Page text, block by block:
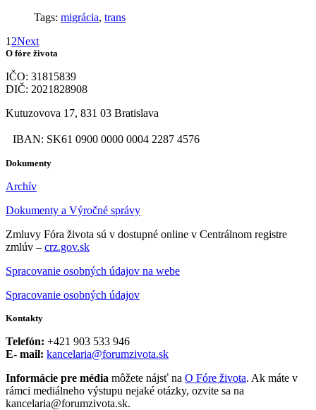
Tags: migrácia, trans
1 2Next
O fóre života
IČO: 31815839
DIČ: 2021828908
Kutuzovova 17, 831 03 Bratislava
IBAN: SK61 0900 0000 0004 2287 4576
Dokumenty
Archív
Dokumenty a Výročné správy
Zmluvy Fóra života sú v dostupné online v Centrálnom registre
zmlúv – crz.gov.sk
Spracovanie osobných údajov na webe
Spracovanie osobných údajov
Kontakty
Telefón: +421 903 533 946
E- mail: kancelaria@forumzivota.sk
Informácie pre média môžete nájsť na O Fóre života. Ak máte v
rámci mediálneho výstupu nejaké otázky, ozvite sa na
kancelaria@forumzivota.sk.